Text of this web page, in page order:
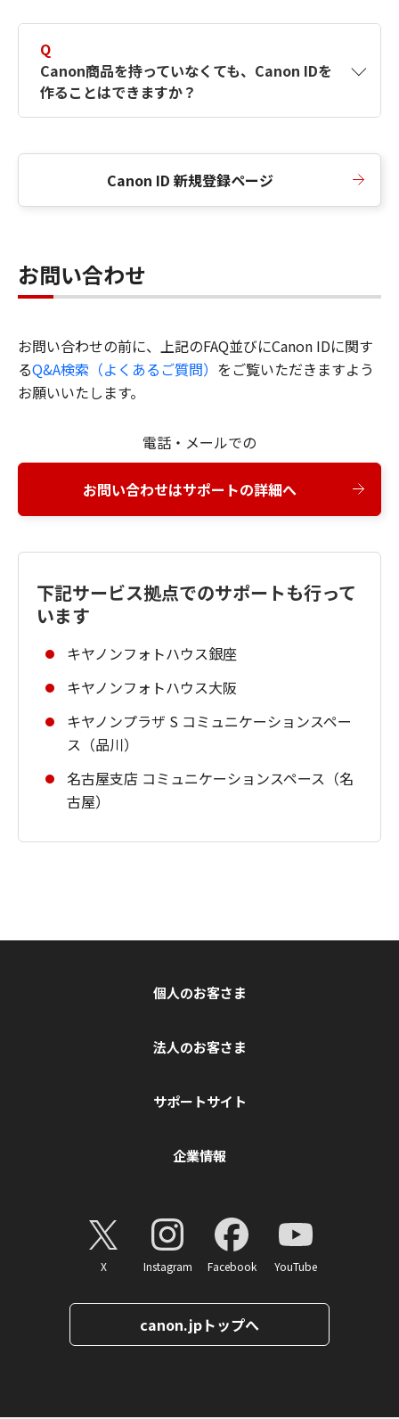
Q
Canon商品を持っていなくても、Canon IDを
作ることはできますか？
Canon ID 新規登録ページ
お問い合わせ
お問い合わせの前に、上記のFAQ並びにCanon IDに関す
るQ&A検索（よくあるご質問） をご覧いただきますよう
お願いいたします。
電話・メールでの
お問い合わせはサポートの詳細へ
下記サービス拠点でのサポートも行って
います
キヤノンフォトハウス銀座
キヤノンフォトハウス大阪
キヤノンプラザ S コミュニケーションスペー
ス（品川）
名古屋支店 コミュニケーションスペース（名
古屋）
個人のお客さま
法人のお客さま
サポートサイト
企業情報
X Instagram Facebook YouTube
canon.jpトップへ